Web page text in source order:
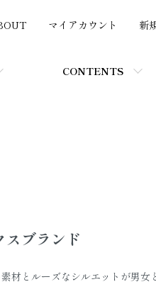
CONTENTS
マイアカウント 新
スブランド
材とルーズなシルエットが男